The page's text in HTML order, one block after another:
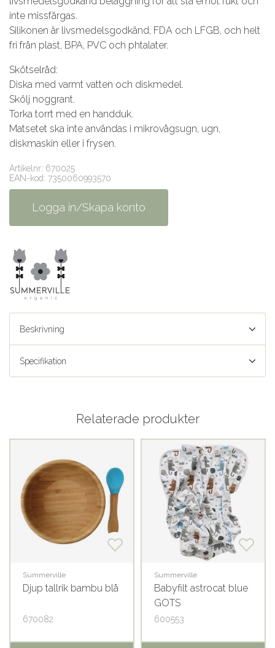
inte missfärgas.
Silikonen är livsmedelsgodkänd, FDA och LFGB, och helt
fri från plast, BPA, PVC och phtalater.
Skötselråd:
Diska med varmt vatten och diskmedel.
Skölj noggrant.
Torka torrt med en handduk.
Matsetet ska inte användas i mikrovågsugn, ugn,
diskmaskin eller i frysen.
Artikelnr: 670025
EAN-kod: 7350060993570
Logga in/Skapa konto
Beskrivning
Specifikation
Relaterade produkter
Summerville
Djup tallrik bambu blå
670082
Summerville
Babyfilt astrocat blue
GOTS
600553